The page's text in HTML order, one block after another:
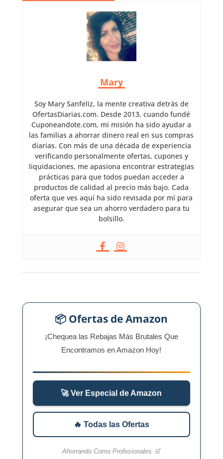
Mary
Soy Mary Sanfeliz, la mente creativa detrás de
OfertasDiarias.com. Desde 2013, cuando fundé
Cuponeandote.com, mi misión ha sido ayudar a
las familias a ahorrar dinero real en sus compras
diarias. Con más de una década de experiencia
verificando personalmente ofertas, cupones y
liquidaciones, me apasiona encontrar estrategias
prácticas para que todos puedan acceder a
productos de calidad al precio más bajo. Cada
oferta que ves aquí ha sido revisada por mí para
asegurar que sea un ahorro verdadero para tu
bolsillo.
📦 Ofertas de Amazon
¡Chequea las Rebajas Más Brutales Que
Encontramos en Amazon Hoy!
🚀 Ver Especial de Amazon
🔥 Todas las Ofertas
Ahorrando Como Profesionales 🛒